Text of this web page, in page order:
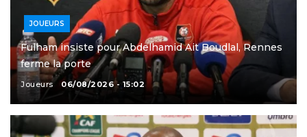
JOUEURS
Fulham insiste pour Abdelhamid Ait Boudlal, Rennes
ferme la porte
Joueurs 06/08/2026 - 15:02